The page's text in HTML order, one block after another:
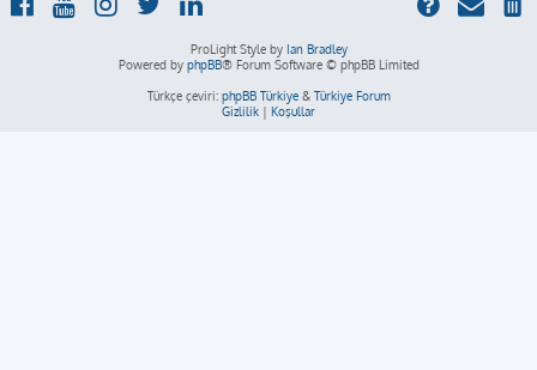
ProLight Style by Ian Bradley
Powered by phpBB® Forum Software © phpBB Limited
Türkçe çeviri: phpBB Türkiye& Türkiye Forum
Gizlilik | Koşullar